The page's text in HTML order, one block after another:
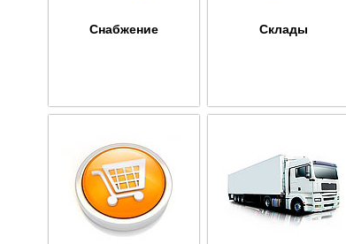
Снабжение Склады